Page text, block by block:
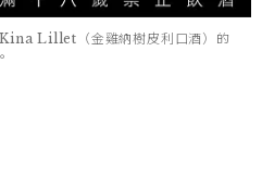
Lillet（金雞納樹皮利口酒）的